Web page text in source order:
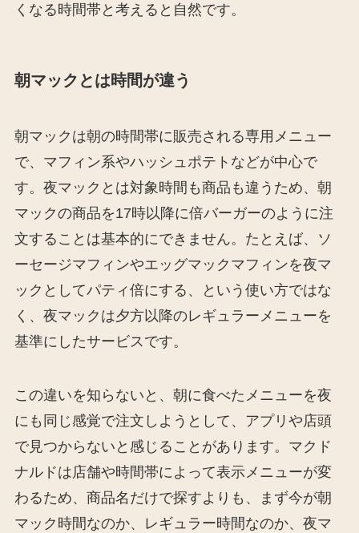
くなる時間帯と考えると自然です。
朝マックとは時間が違う
朝マックは朝の時間帯に販売される専用メニュー
で、マフィン系やハッシュポテトなどが中心で
す。夜マックとは対象時間も商品も違うため、朝
マックの商品を17時以降に倍バーガーのように注
文することは基本的にできません。たとえば、ソ
ーセージマフィンやエッグマックマフィンを夜マ
ックとしてパティ倍にする、という使い方ではな
く、夜マックは夕方以降のレギュラーメニューを
基準にしたサービスです。
この違いを知らないと、朝に食べたメニューを夜
にも同じ感覚で注文しようとして、アプリや店頭
で見つからないと感じることがあります。マクド
ナルドは店舗や時間帯によって表示メニューが変
わるため、商品名だけで探すよりも、まず今が朝
マック時間なのか、レギュラー時間なのか、夜マ